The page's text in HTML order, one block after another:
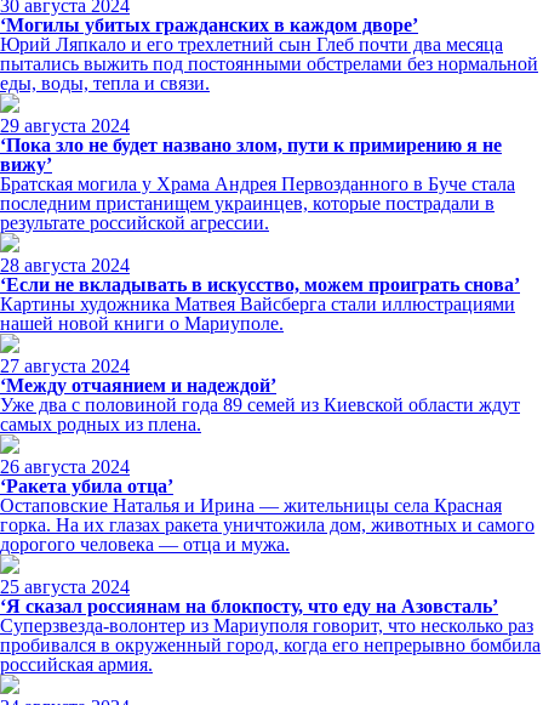
30 августа 2024
‘Могилы убитых гражданских в каждом дворе’
Юрий Ляпкало и его трехлетний сын Глеб почти два месяца
пытались выжить под постоянными обстрелами без нормальной
еды, воды, тепла и связи.
29 августа 2024
‘Пока зло не будет названо злом, пути к примирению я не
вижу’
Братская могила у Храма Андрея Первозданного в Буче стала
последним пристанищем украинцев, которые пострадали в
результате российской агрессии.
28 августа 2024
‘Если не вкладывать в искусство, можем проиграть снова’
Картины художника Матвея Вайсберга стали иллюстрациями
нашей новой книги о Мариуполе.
27 августа 2024
‘Между отчаянием и надеждой’
Уже два с половиной года 89 семей из Киевской области ждут
самых родных из плена.
26 августа 2024
‘Ракета убила отца’
Остаповские Наталья и Ирина — жительницы села Красная
горка. На их глазах ракета уничтожила дом, животных и самого
дорогого человека — отца и мужа.
25 августа 2024
‘Я сказал россиянам на блокпосту, что еду на Азовсталь’
Суперзвезда-волонтер из Мариуполя говорит, что несколько раз
пробивался в окруженный город, когда его непрерывно бомбила
российская армия.